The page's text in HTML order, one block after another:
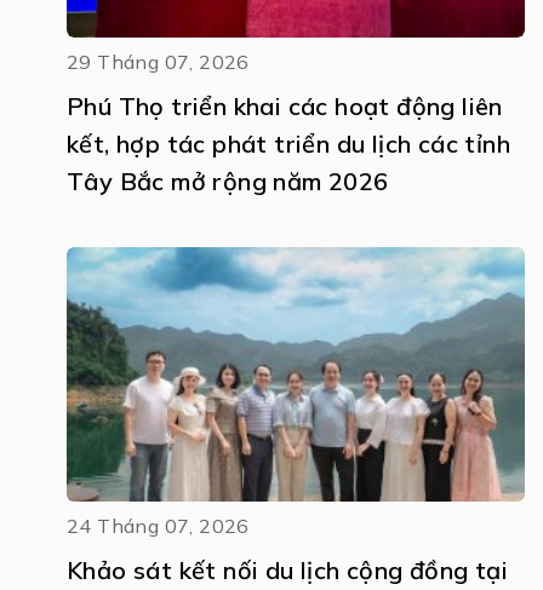
29 Tháng 07, 2026
Phú Thọ triển khai các hoạt động liên
kết, hợp tác phát triển du lịch các tỉnh
Tây Bắc mở rộng năm 2026
24 Tháng 07, 2026
Khảo sát kết nối du lịch cộng đồng tại